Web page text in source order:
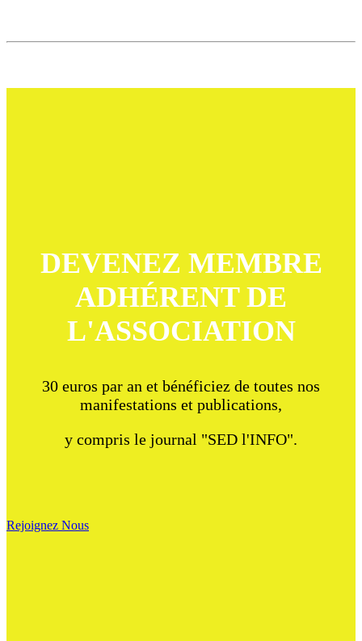
DEVENEZ MEMBRE
ADHÉRENT DE
L'ASSOCIATION
30 euros par an et bénéficiez de toutes nos
manifestations et publications,
y compris le journal "SED l'INFO".
Rejoignez Nous